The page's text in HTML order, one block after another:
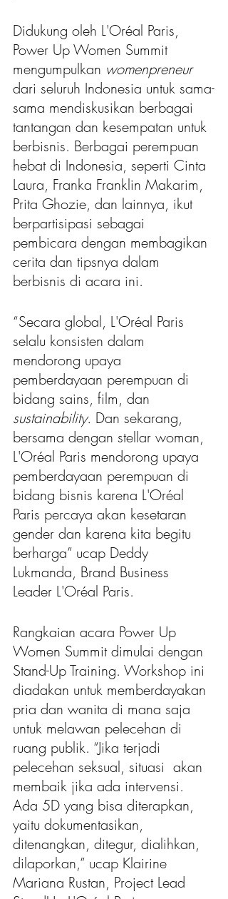
Didukung oleh L'Oréal Paris,
Power Up Women Summit
mengumpulkan womenpreneur
dari seluruh Indonesia untuk sama-
sama mendiskusikan berbagai
tantangan dan kesempatan untuk
berbisnis. Berbagai perempuan
hebat di Indonesia, seperti Cinta
Laura, Franka Franklin Makarim,
Prita Ghozie, dan lainnya, ikut
berpartisipasi sebagai
pembicara dengan membagikan
cerita dan tipsnya dalam
berbisnis di acara ini.
“Secara global, L'Oréal Paris
selalu konsisten dalam
mendorong upaya
pemberdayaan perempuan di
bidang sains, film, dan
sustainability. Dan sekarang,
bersama dengan stellar woman,
L'Oréal Paris mendorong upaya
pemberdayaan perempuan di
bidang bisnis karena L'Oréal
Paris percaya akan kesetaran
gender dan karena kita begitu
berharga” ucap Deddy
Lukmanda, Brand Business
Leader L'Oréal Paris.
Rangkaian acara Power Up
Women Summit dimulai dengan
Stand-Up Training. Workshop ini
diadakan untuk memberdayakan
pria dan wanita di mana saja
untuk melawan pelecehan di
ruang publik. “Jika terjadi
pelecehan seksual, situasi  akan
membaik jika ada intervensi.
Ada 5D yang bisa diterapkan,
yaitu dokumentasikan,
ditenangkan, ditegur, dialihkan,
dilaporkan,” ucap Klairine
Mariana Rustan, Project Lead